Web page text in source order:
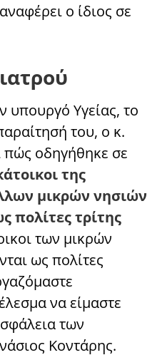
ο ίδιος σε
υπουργό Υγείας, το
του, ο κ.
πώς οδηγήθηκε σε
της
μικρών νησιών
πολίτες τρίτης
των μικρών
ως πολίτες
να είμαστε
των
Κοντάρης.